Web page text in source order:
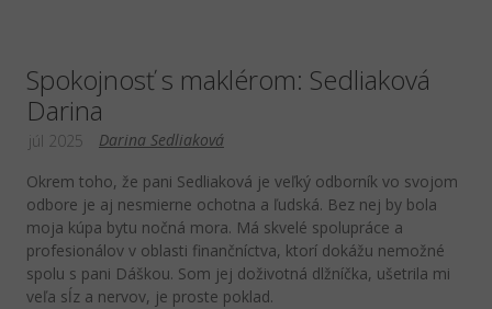
Spokojnosť s maklérom: Sedliaková
Darina
Darina Sedliaková
júl 2025
Okrem toho, že pani Sedliaková je veľký odborník vo svojom
odbore je aj nesmierne ochotna a ľudská. Bez nej by bola
moja kúpa bytu nočná mora. Má skvelé spolupráce a
profesionálov v oblasti finančníctva, ktorí dokážu nemožné
spolu s pani Dáškou. Som jej doživotná dlžníčka, ušetrila mi
veľa sĺz a nervov, je proste poklad.